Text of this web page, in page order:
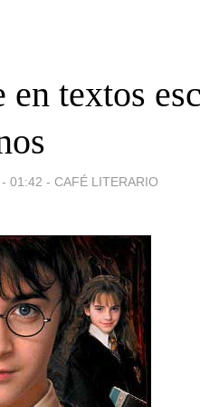
textos
01:42 - CAFÉ LITERARIO